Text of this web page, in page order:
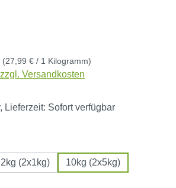
(27,99 € / 1 Kilogramm)
Versandkosten
Lieferzeit: Sofort verfügbar
2kg (2x1kg)
10kg (2x5kg)